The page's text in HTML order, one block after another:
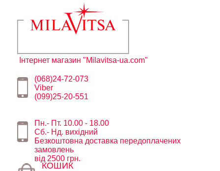
Інтернет магазин "Milavitsa-ua.com"
(068)24-72-073
Viber
(099)25-20-551
Пн.- Пт. 10.00 - 18.00
Сб.- Нд. вихідний
Безкоштовна доставка передоплачених
замовлень
від 2500 грн.
КОШИК